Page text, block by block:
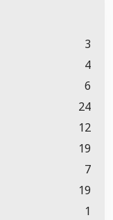
3
4
6
24
12
19
7
19
1